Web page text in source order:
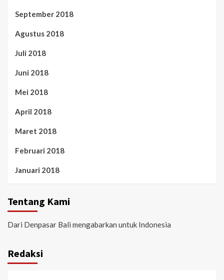
September 2018
Agustus 2018
Juli 2018
Juni 2018
Mei 2018
April 2018
Maret 2018
Februari 2018
Januari 2018
Tentang Kami
Dari Denpasar Bali mengabarkan untuk Indonesia
Redaksi